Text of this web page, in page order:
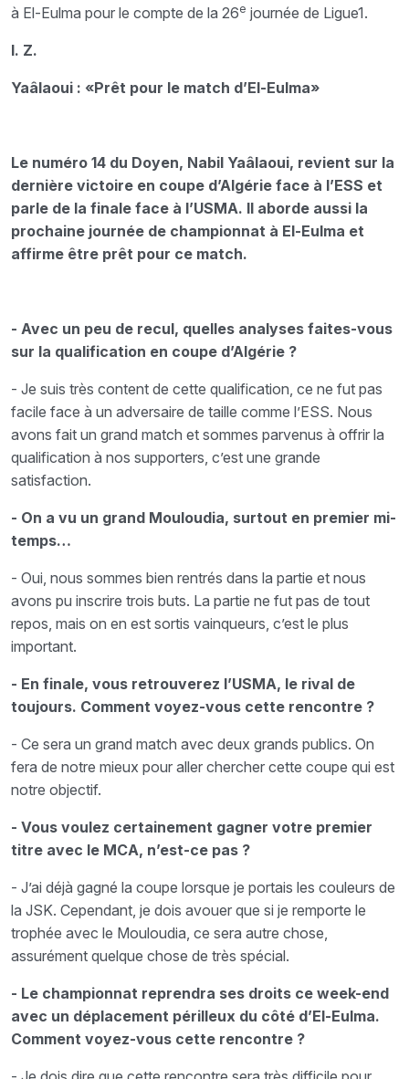
à El-Eulma pour le compte de la 26e journée de Ligue1.
I. Z.
Yaâlaoui : «Prêt pour le match d’El-Eulma»
Le numéro 14 du Doyen, Nabil Yaâlaoui, revient sur la
dernière victoire en coupe d’Algérie face à l’ESS et
parle de la finale face à l’USMA. Il aborde aussi la
prochaine journée de championnat à El-Eulma et
affirme être prêt pour ce match.
- Avec un peu de recul, quelles analyses faites-vous
sur la qualification en coupe d’Algérie ?
- Je suis très content de cette qualification, ce ne fut pas
facile face à un adversaire de taille comme l’ESS. Nous
avons fait un grand match et sommes parvenus à offrir la
qualification à nos supporters, c’est une grande
satisfaction.
- On a vu un grand Mouloudia, surtout en premier mi-
temps…
- Oui, nous sommes bien rentrés dans la partie et nous
avons pu inscrire trois buts. La partie ne fut pas de tout
repos, mais on en est sortis vainqueurs, c’est le plus
important.
- En finale, vous retrouverez l’USMA, le rival de
toujours. Comment voyez-vous cette rencontre ?
- Ce sera un grand match avec deux grands publics. On
fera de notre mieux pour aller chercher cette coupe qui est
notre objectif.
- Vous voulez certainement gagner votre premier
titre avec le MCA, n’est-ce pas ?
- J’ai déjà gagné la coupe lorsque je portais les couleurs de
la JSK. Cependant, je dois avouer que si je remporte le
trophée avec le Mouloudia, ce sera autre chose,
assurément quelque chose de très spécial.
- Le championnat reprendra ses droits ce week-end
avec un déplacement périlleux du côté d’El-Eulma.
Comment voyez-vous cette rencontre ?